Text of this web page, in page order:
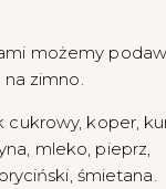
możemy
zimno.
cukrowy, koper,
mleko, pieprz,
śmietana.